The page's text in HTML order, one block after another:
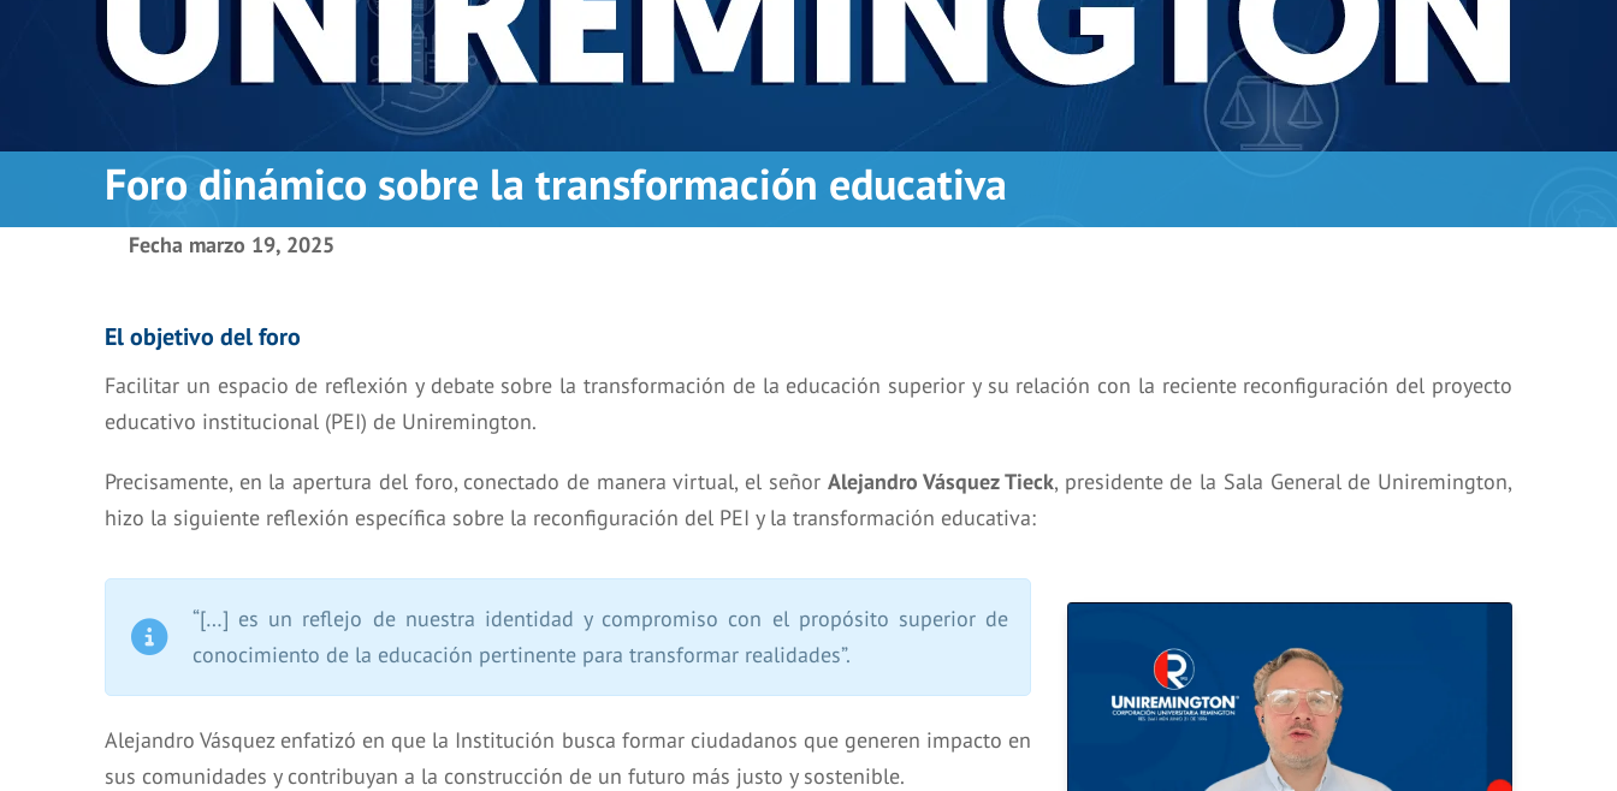
Foro dinámico sobre la transformación educativa
Fecha marzo 19, 2025
El objetivo del foro
Facilitar un espacio de reflexión y debate sobre la transformación de la educación superior y su relación con la reciente reconfiguración del proyecto
educativo institucional (PEI) de Uniremington.
Precisamente, en la apertura del foro, conectado de manera virtual, el señor Alejandro Vásquez Tieck, presidente de la Sala General de Uniremington,
hizo la siguiente reflexión específica sobre la reconfiguración del PEI y la transformación educativa:
“[…] es un reflejo de nuestra identidad y compromiso con el propósito superior de
conocimiento de la educación pertinente para transformar realidades”.
Alejandro Vásquez enfatizó en que la Institución busca formar ciudadanos que generen impacto en
sus comunidades y contribuyan a la construcción de un futuro más justo y sostenible.